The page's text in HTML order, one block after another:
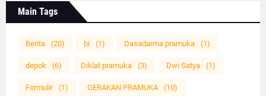
Main Tags
Berita (20) bi (1) Dasadarma pramuka (1)
depok (6) Diklat pramuka (3) Dwi Satya (1)
Formulir (1) GERAKAN PRAMUKA (10)